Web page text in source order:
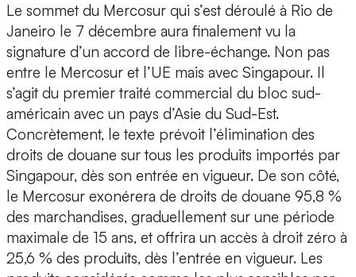
Le sommet du Mercosur qui s’est déroulé à Rio de
Janeiro le 7 décembre aura finalement vu la
signature d’un accord de libre-échange. Non pas
entre le Mercosur et l’UE mais avec Singapour. Il
s’agit du premier traité commercial du bloc sud-
américain avec un pays d’Asie du Sud-Est.
Concrètement, le texte prévoit l’élimination des
droits de douane sur tous les produits importés par
Singapour, dès son entrée en vigueur. De son côté,
le Mercosur exonérera de droits de douane 95,8 %
des marchandises, graduellement sur une période
maximale de 15 ans, et offrira un accès à droit zéro à
25,6 % des produits, dès l’entrée en vigueur. Les